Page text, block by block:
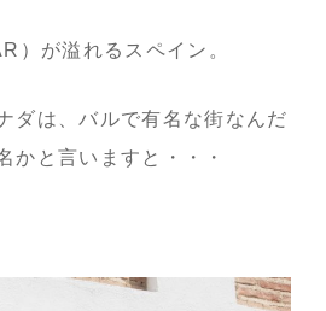
）が溢れるスペイン。
ダは、バルで有名な街なんだ
かと言いますと・・・